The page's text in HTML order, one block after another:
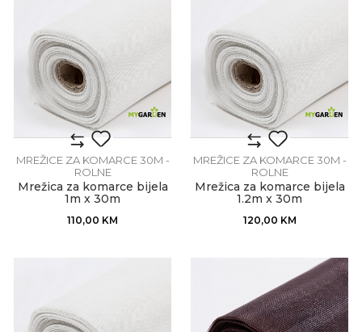
MREŽICE ZA KOMARCE 30M -
ROLNE
Mrežica za komarce bijela
1m x 30m
110,00 KM
MREŽICE ZA KOMARCE 30M -
ROLNE
Mrežica za komarce bijela
1.2m x 30m
120,00 KM